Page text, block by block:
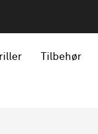
Tilbehør